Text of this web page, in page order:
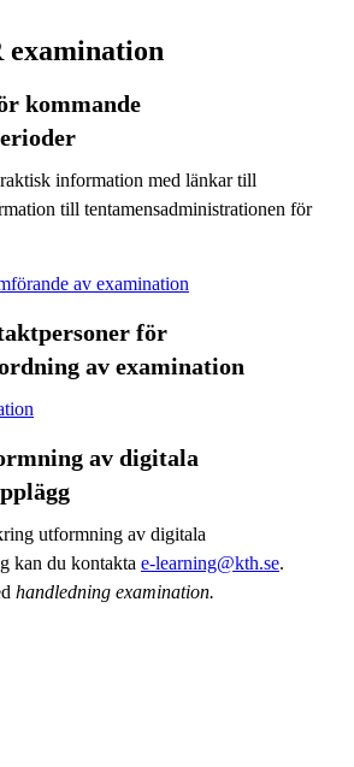
examination
kommande
information med länkar till
till tentamensadministrationen för
av examination
för
av examination
av digitala
utformning av digitala
kan du kontakta e-learning@kth.se.
handledning examination.